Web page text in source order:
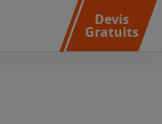
Devis
Gratuits